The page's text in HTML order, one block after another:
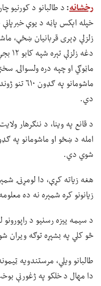
رخشانه:د طالبانو د کورنیو
خپله اېکس پاڼه د یوې
زلزلې ډېری قربانیان ښځې،
دغه
ماڼوګي او چپه دره ولسوالۍ
دي.
د قانع په وینا، د ننګرهار
شوي دي.
هغه زیاته کړې، دا لومړنۍ
زیانونو کره شمېره نه ده
د سیمه ییزه رسنیو د
څو کلي په بشپړه توګه
طالبانو ویلي، مرستندویه
دا مهال د خلکو په ژغورنې